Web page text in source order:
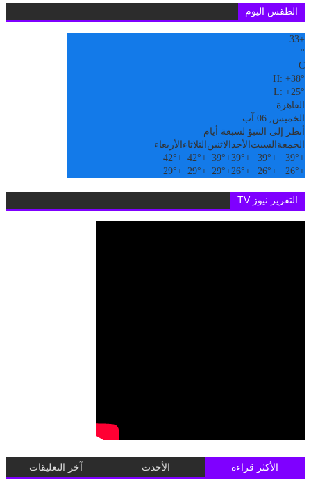
الطقس اليوم
+
33
°
C
H:+38°
L:+25°
القاهرة
الخميس, 06 آب
أنظر إلى التنبؤ لسبعة أيام
الجمعة السبت الأحدالاثنين الثلاثاء الأربعاء
+
39°
+
39°
+
39°
+
39°
+
42°
+
42°
+
26°
+
26°
+
26°
+
29°
+
29°
+
29°
التقرير نيوز TV
الأكثر قراءة الأحدث آخر التعليقات